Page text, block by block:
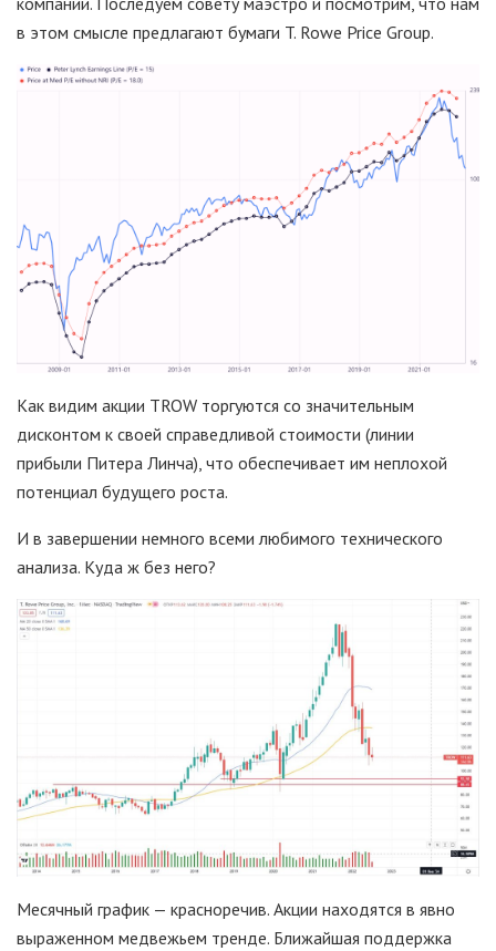
в этом смысле предлагают бумаги T. Rowe Price Group.
Как видим акции TROW торгуются со значительным
дисконтом к своей справедливой стоимости (линии
прибыли Питера Линча), что обеспечивает им неплохой
потенциал будущего роста.
И в завершении немного всеми любимого технического
анализа. Куда ж без него?
Месячный график — красноречив. Акции находятся в явно
выраженном медвежьем тренде. Ближайшая поддержка